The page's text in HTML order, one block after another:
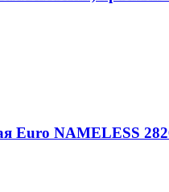
Euro NAMELESS